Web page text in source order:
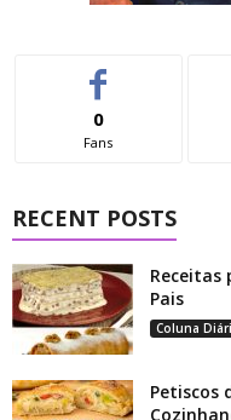
0
Fans
RECENT POSTS
Receitas
Pais
Coluna
Petiscos